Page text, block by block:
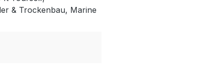
& Trockenbau, Marine